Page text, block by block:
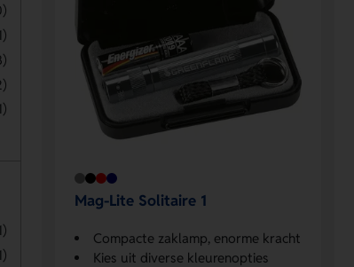
Mag-Lite Solitaire 1
Compacte zaklamp, enorme kracht
Kies uit diverse kleurenopties